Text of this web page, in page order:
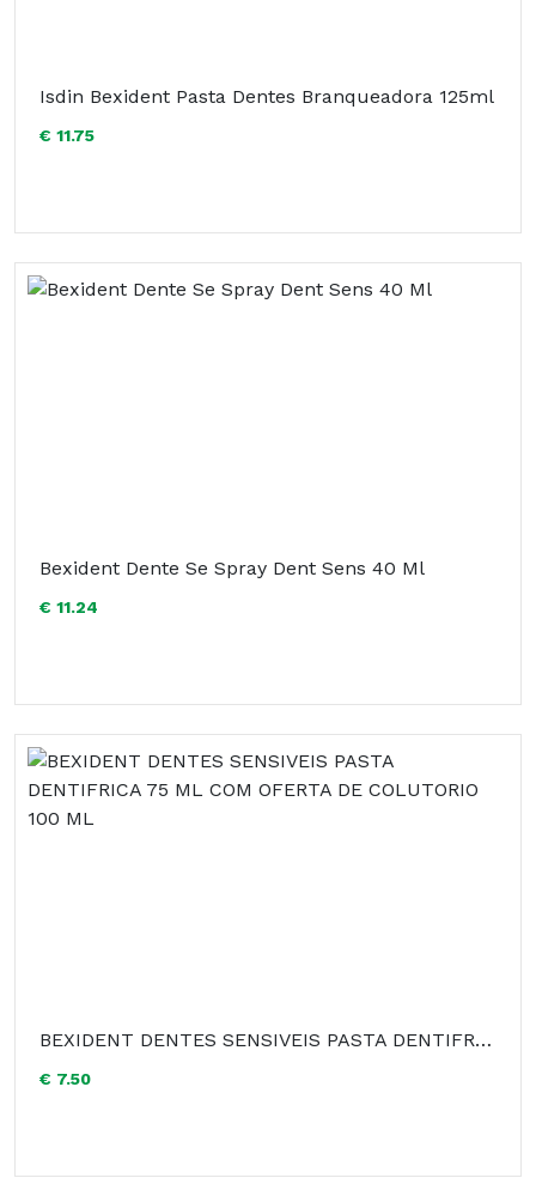
Isdin Bexident Pasta Dentes Branqueadora 125ml
€ 11.75
Bexident Dente Se Spray Dent Sens 40 Ml
€ 11.24
BEXIDENT DENTES SENSIVEIS PASTA DENTIFRICA 75 ML COM OFERTA DE COLUTORIO 100 ML
€ 7.50